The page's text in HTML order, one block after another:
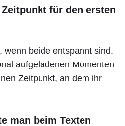
für den ersten
wenn beide entspannt sind.
aufgeladenen Momenten
Zeitpunkt, an dem ihr
man beim Texten